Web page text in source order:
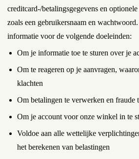
creditcard-/betalingsgegevens en
zoals een gebruikersnaam en
informatie voor de volgende doeleinden:
Om je informatie toe te sturen over je
Om te reageren op je aanvragen,
klachten
Om betalingen te verwerken en fraude
Om je account voor onze winkel in te
Voldoe aan alle wettelijke
het berekenen van belastingen